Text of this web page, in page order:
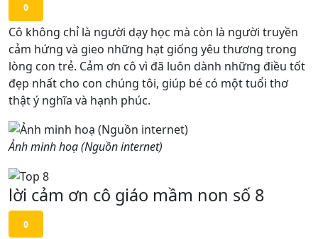
0
Cô không chỉ là người dạy học mà còn là người truyền
cảm hứng và gieo những hạt giống yêu thương trong
lòng con trẻ. Cảm ơn cô vì đã luôn dành những điều tốt
đẹp nhất cho con chúng tôi, giúp bé có một tuổi thơ
thật ý nghĩa và hạnh phúc.
Ảnh minh hoạ (Nguồn internet)
lời cảm ơn cô giáo mầm non số 8
0